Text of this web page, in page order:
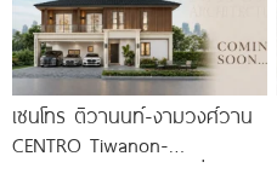
เซนโทร ติวานนท์-งามวงศ์วาน
CENTRO Tiwanon-